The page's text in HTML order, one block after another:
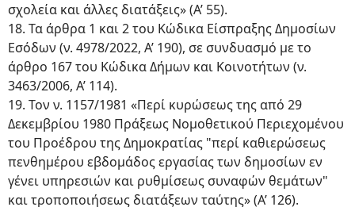
σχολεία και άλλες διατάξεις» (Α’ 55).
18. Τα άρθρα 1 και 2 του Κώδικα Είσπραξης Δημοσίων
Εσόδων (ν. 4978/2022, Α’ 190), σε συνδυασμό με το
άρθρο 167 του Κώδικα Δήμων και Κοινοτήτων (ν.
3463/2006, Α’ 114).
19. Τον ν. 1157/1981 «Περί κυρώσεως της από 29
Δεκεμβρίου 1980 Πράξεως Νομοθετικού Περιεχομένου
του Προέδρου της Δημοκρατίας "περί καθιερώσεως
πενθημέρου εβδομάδος εργασίας των δημοσίων εν
γένει υπηρεσιών και ρυθμίσεως συναφών θεμάτων"
και τροποποιήσεως διατάξεων ταύτης» (Α’ 126).